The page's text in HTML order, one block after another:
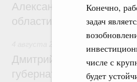
Конечно,
задач
числе с
будет
Александр Новак
области Андреем
Дмитрий Патрушев
губернатором